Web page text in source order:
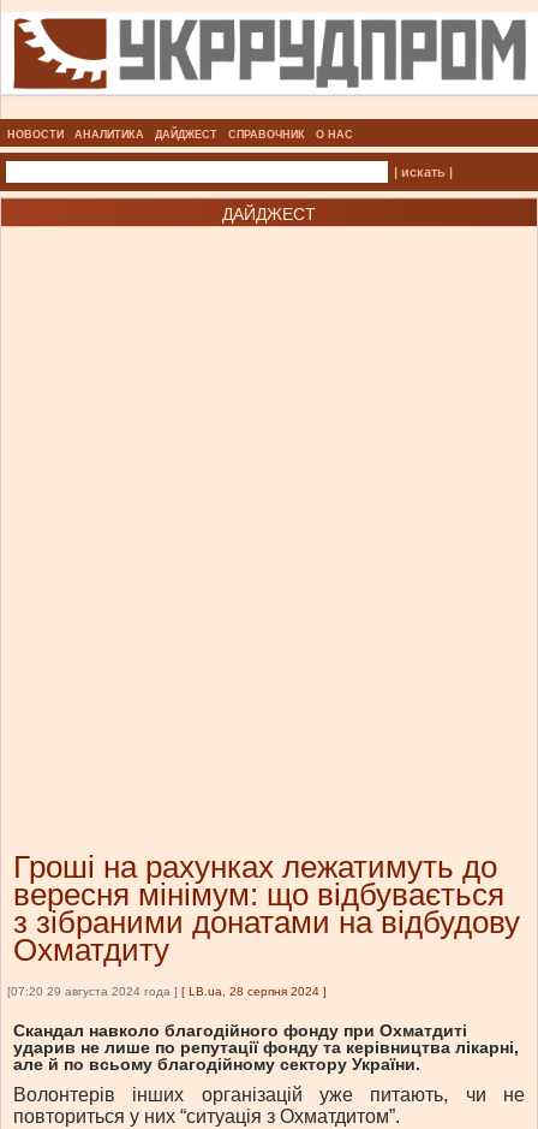
НОВОСТИ АНАЛИТИКА ДАЙДЖЕСТ СПРАВОЧНИК О НАС
| искать |
ДАЙДЖЕСТ
Гроші на рахунках лежатимуть до
вересня мінімум: що відбувається
з зібраними донатами на відбудову
Охматдиту
[07:20 29 августа 2024 года ] [ LB.ua, 28 серпня 2024 ]
Скандал навколо благодійного фонду при Охматдиті
ударив не лише по репутації фонду та керівництва лікарні,
але й по всьому благодійному сектору України.
Волонтерів інших організацій уже питають, чи не
повториться у них “ситуація з Охматдитом”.